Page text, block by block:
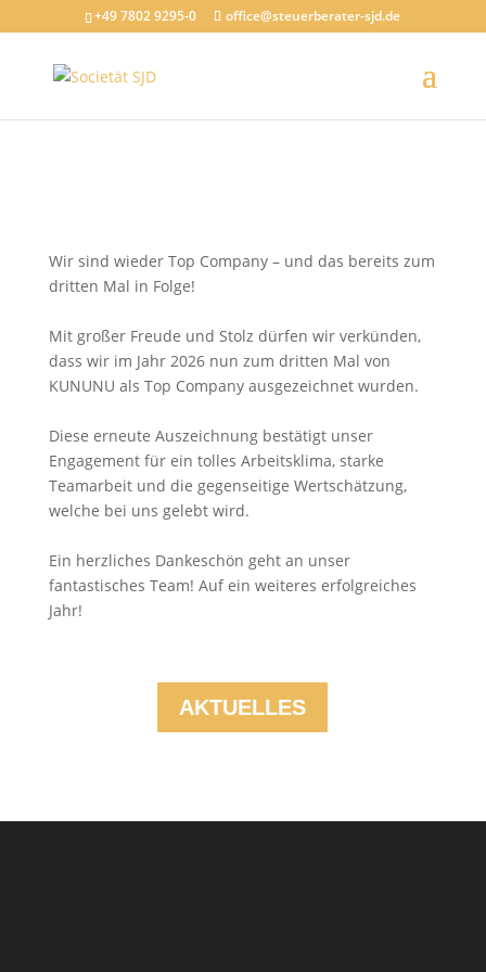
jQuery(document).ready(function($) { // Sicherstellen, dass der
Schließen-Button sichtbar ist $('.modal-close').css('visibility',
'visible').css('display', 'block'); });
+49 7802 9295-0 office@steuerberater-sjd.de
Wir sind wieder Top Company – und das bereits zum
dritten Mal in Folge!
Mit großer Freude und Stolz dürfen wir verkünden,
dass wir im Jahr 2026 nun zum dritten Mal von
KUNUNU als Top Company ausgezeichnet wurden.
Diese erneute Auszeichnung bestätigt unser
Engagement für ein tolles Arbeitsklima, starke
Teamarbeit und die gegenseitige Wertschätzung,
welche bei uns gelebt wird.
Ein herzliches Dankeschön geht an unser
fantastisches Team! Auf ein weiteres erfolgreiches
Jahr!
AKTUELLES